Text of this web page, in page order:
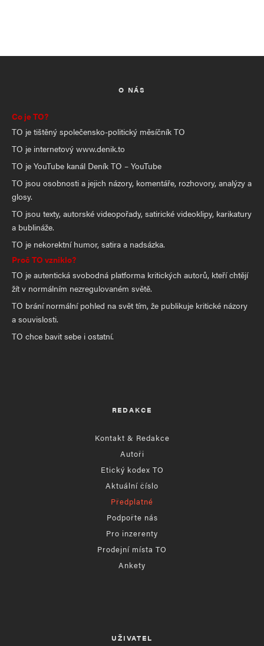
O NÁS
Co je TO?
TO je tištěný společensko-politický měsíčník TO
TO je internetový www.denik.to
TO je YouTube kanál Deník TO – YouTube
TO jsou osobnosti a jejich názory, komentáře, rozhovory, analýzy a
glosy.
TO jsou texty, autorské videopořady, satirické videoklipy, karikatury
a bublináže.
TO je nekorektní humor, satira a nadsázka.
Proč TO vzniklo?
TO je autentická svobodná platforma kritických autorů, kteří chtějí
žít v normálním nezregulovaném světě.
TO brání normální pohled na svět tím, že publikuje kritické názory
a souvislosti.
TO chce bavit sebe i ostatní.
REDAKCE
Kontakt & Redakce
Autoři
Etický kodex TO
Aktuální číslo
Předplatné
Podpořte nás
Pro inzerenty
Prodejní místa TO
Ankety
UŽIVATEL